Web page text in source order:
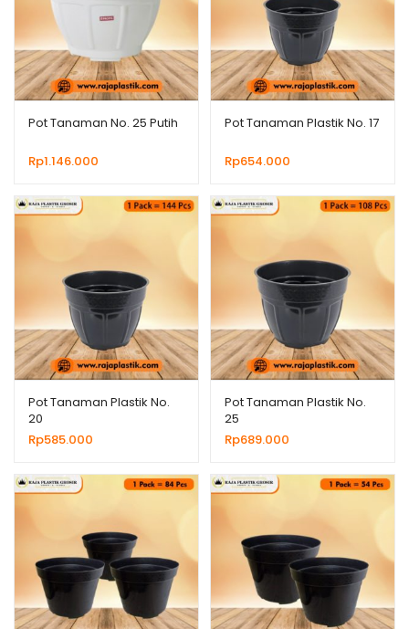
Pot Tanaman No. 25 Putih
Rp1.146.000
Pot Tanaman Plastik No. 17
Rp654.000
Pot Tanaman Plastik No.
20
Rp585.000
Pot Tanaman Plastik No.
25
Rp689.000